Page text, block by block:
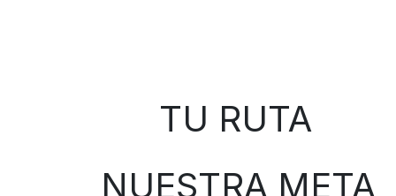
TU RUTA
NUESTRA META